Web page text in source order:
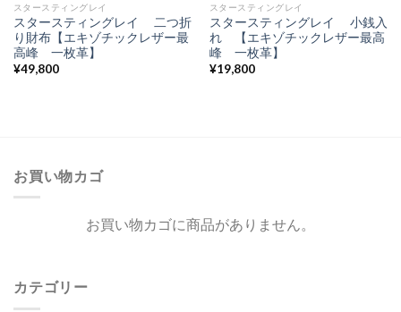
スタースティングレイ
スタースティングレイ 二つ折
り財布【エキゾチックレザー最
高峰 一枚革】
¥49,800
スタースティングレイ
スタースティングレイ 小銭入
れ 【エキゾチックレザー最高
峰 一枚革】
¥19,800
お買い物カゴ
お買い物カゴに商品がありません。
カテゴリー